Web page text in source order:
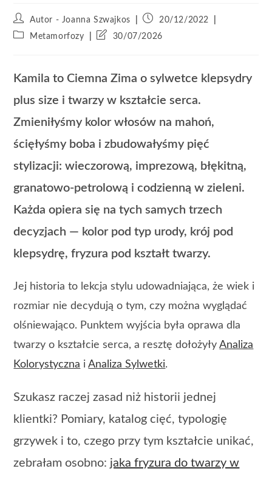
Autor - Joanna Szwajkos
20/12/2022
Metamorfozy
30/07/2026
Kamila to Ciemna Zima o sylwetce klepsydry
plus size i twarzy w kształcie serca.
Zmieniłyśmy kolor włosów na mahoń,
ścięłyśmy boba i zbudowałyśmy pięć
stylizacji: wieczorową, imprezową, błękitną,
granatowo-petrolową i codzienną w zieleni.
Każda opiera się na tych samych trzech
decyzjach — kolor pod typ urody, krój pod
klepsydrę, fryzura pod kształt twarzy.
Jej historia to lekcja stylu udowadniająca, że wiek i
rozmiar nie decydują o tym, czy można wyglądać
olśniewająco. Punktem wyjścia była oprawa dla
twarzy o kształcie serca, a resztę dołożyłyAnaliza
Kolorystyczna iAnaliza Sylwetki.
Szukasz raczej zasad niż historii jednej
klientki? Pomiary, katalog cięć, typologię
grzywek i to, czego przy tym kształcie unikać,
zebrałam osobno: jaka fryzura do twarzy w